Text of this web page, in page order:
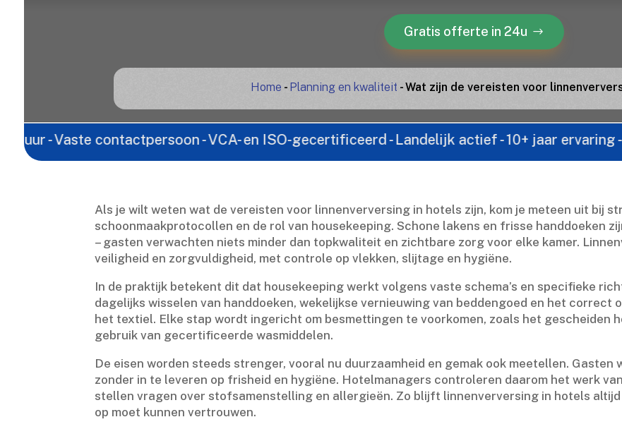
Gratis offerte in 24u
Home - Planning en kwaliteit -Wat zijn de vereisten voor
contactpersoon - VCA- en ISO-gecertificeerd - Landelijk actief - 10+ jaar ervaring -
Als je wilt weten wat de vereisten voor linnenverversing in hotels zijn, kom je meteen uit bij
schoonmaakprotocollen en de rol van housekeeping.​ Schone lakens en frisse handdoeken
– gasten verwachten niets minder dan topkwaliteit en zichtbare zorg voor elke kamer.​
veiligheid en zorgvuldigheid, met controle op vlekken, slijtage en hygiëne.​
In de praktijk betekent dit dat housekeeping werkt volgens vaste schema’s en specifieke
dagelijks wisselen van handdoeken, wekelijkse vernieuwing van beddengoed en het correct
het textiel.​ Elke stap wordt ingericht om besmettingen te voorkomen, zoals het gescheiden
gebruik van gecertificeerde wasmiddelen.​
De eisen worden steeds strenger, vooral nu duurzaamheid en gemak ook meetellen.​
zonder in te leveren op frisheid en hygiëne.​ Hotelmanagers controleren daarom het werk
stellen vragen over stofsamenstelling en allergieën.​ Zo blijft linnenverversing in hotels
op moet kunnen vertrouwen.​